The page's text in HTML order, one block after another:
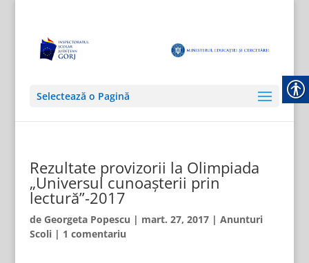
Selectează o Pagină
Rezultate provizorii la Olimpiada
„Universul cunoașterii prin
lectură”-2017
de Georgeta Popescu | mart. 27, 2017| Anunturi
Scoli| 1 comentariu